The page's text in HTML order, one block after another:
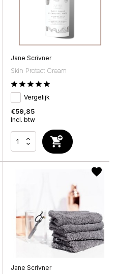
Jane Scrivner
Skin Protect Cream
Vergelijk
€59,85
Incl. btw
Jane Scrivner